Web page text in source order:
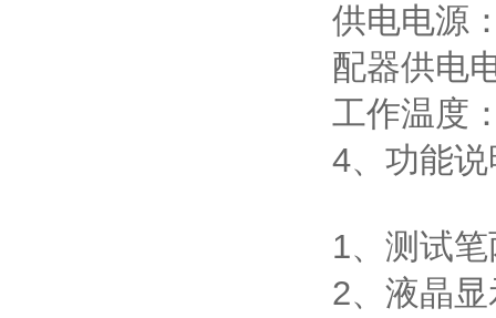
供电电源
配器供电
工作温度
4、功能
1、测试
2、液晶